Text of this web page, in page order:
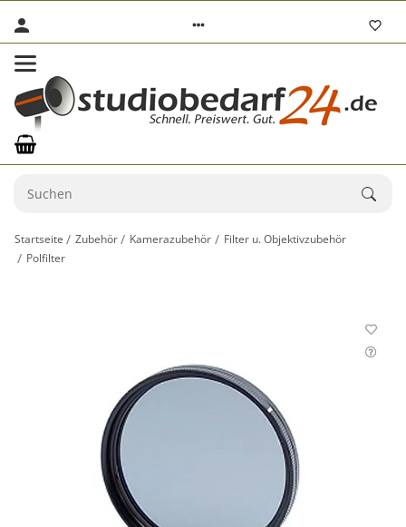
Startseite Zubehör Kamerazubehör
Filter u. Objektivzubehör
Polfilter